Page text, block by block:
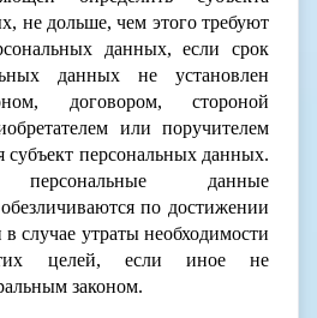
не дольше, чем этого требуют
данных, если срок
данных не установлен
договором, стороной
или поручителем
субъект персональных данных.
персональные данные
по достижении
случае утраты необходимости
целей, если иное не
законом.